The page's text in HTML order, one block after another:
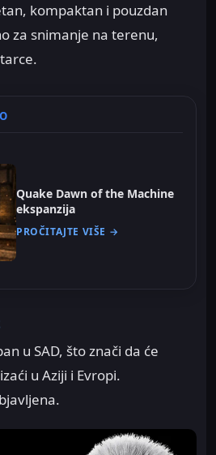
kompaktan i pouzdan
za snimanje na terenu,
Quake Dawn of the Machine
ekspanzija
PROČITAJTE VIŠE →
u SAD, što znači da će
u Aziji i Evropi.